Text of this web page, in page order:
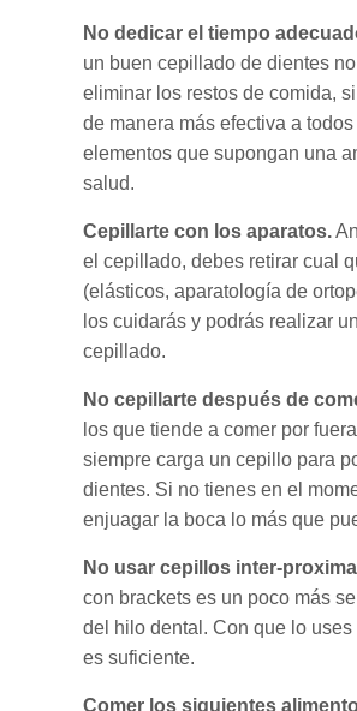
No dedicar el tiempo
un buen cepillado de dientes
eliminar los restos de comida,
de manera más efectiva a
elementos que supongan una
salud.
Cepillarte con los aparatos.
el cepillado, debes retirar cual
(elásticos, aparatología de
los cuidarás y podrás realizar
cepillado.
No cepillarte después de
los que tiende a comer por
siempre carga un cepillo para
dientes. Si no tienes en el
enjuagar la boca lo más que
No usar cepillos inter-
con brackets es un poco más
del hilo dental. Con que lo uses
es suficiente.
Comer los siguientes